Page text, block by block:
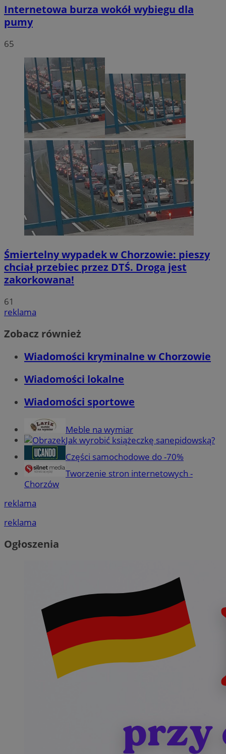
Internetowa burza wokół wybiegu dla
pumy
65
Śmiertelny wypadek w Chorzowie: pieszy
chciał przebiec przez DTŚ. Droga jest
zakorkowana!
61
reklama
Zobacz również
Wiadomości kryminalne w Chorzowie
Wiadomości lokalne
Wiadomości sportowe
Meble na wymiar
Jak wyrobić książeczkę sanepidowską?
Części samochodowe do -70%
Tworzenie stron internetowych -
Chorzów
reklama
reklama
Ogłoszenia